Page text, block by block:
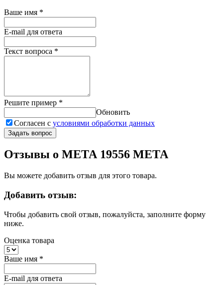
Ваше имя *
E-mail для ответа
Текст вопроса *
Решите пример *
Обновить
Согласен с условиями обработки данных
Задать вопрос
Отзывы о МЕТА 19556 МЕТА
Вы можете добавить отзыв для этого товара.
Добавить отзыв:
Чтобы добавить свой отзыв, пожалуйста, заполните форму
ниже.
Оценка товара
Ваше имя *
E-mail для ответа